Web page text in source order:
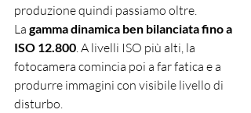
produzione quindi passiamo oltre.
La gamma dinamica ben bilanciata fino a
ISO 12.800 . A livelli ISO più alti, la
fotocamera comincia poi a far fatica e a
produrre immagini con visibile livello di
disturbo.